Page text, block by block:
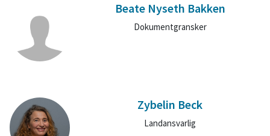
Beate Nyseth Bakken
Dokumentgransker
Zybelin Beck
Landansvarlig